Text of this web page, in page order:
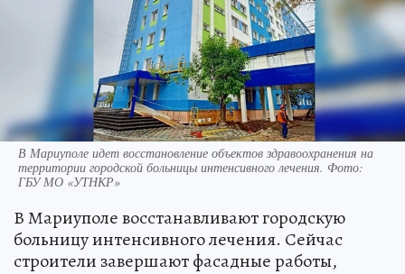
В Мариуполе идет восстановление объектов здравоохранения на
территории городской больницы интенсивного лечения. Фото:
ГБУ МО «УТНКР»
В Мариуполе восстанавливают городскую
больницу интенсивного лечения. Сейчас
строители завершают фасадные работы,